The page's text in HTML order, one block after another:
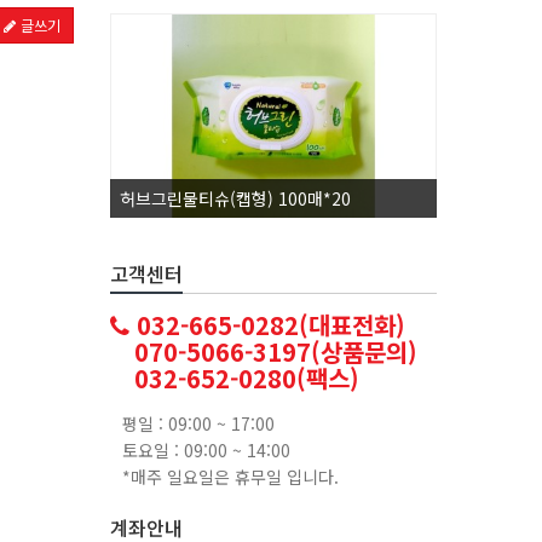
글쓰기
허브그린물티슈(캡형) 100매*20
고객센터
032-665-0282(대표전화)
070-5066-3197(상품문의)
032-652-0280(팩스)
평일 : 09:00 ~ 17:00
토요일 : 09:00 ~ 14:00
*매주 일요일은 휴무일 입니다.
계좌안내